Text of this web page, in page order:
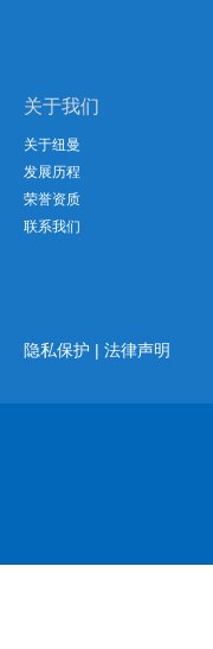
关于我们
关于纽曼
发展历程
荣誉资质
联系我们
隐私保护 | 法律声明